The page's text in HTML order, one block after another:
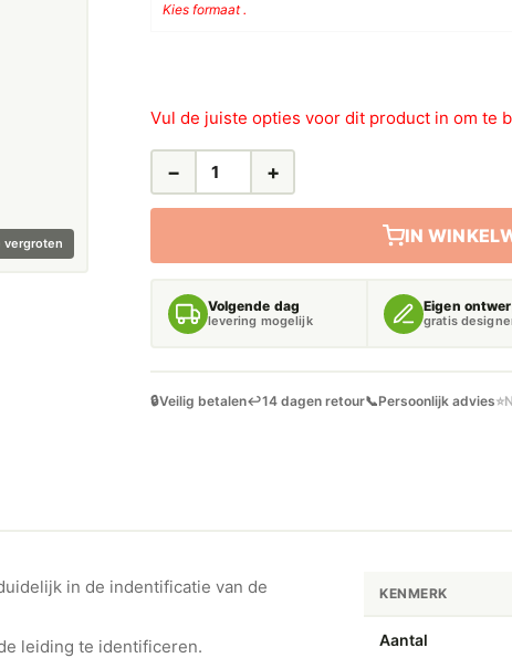
vergroten
Kies formaat .
Vul de juiste opties voor dit product in om te
LEIDINGSTICKERS
AANTAL
− +
IN
Volgende dag
levering mogelijk
Eigen
gratis
🔒Veilig betalen↩️14 dagen retour📞Persoonlijk advies⭐
in de indentificatie van de
leiding te identificeren.
KENMERK
Aantal